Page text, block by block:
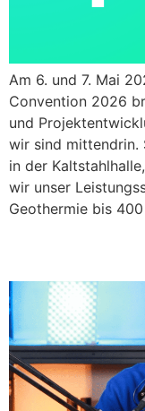
Am 6. und 7. Mai
Convention 2026
und
wir sind mittendrin.
in der
wir unser
Geothermie bis